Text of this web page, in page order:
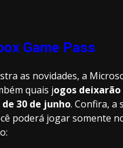
Game Pass
as novidades, a
quais jogos deixarão
30 de junho. Confira, a
poderá jogar somente